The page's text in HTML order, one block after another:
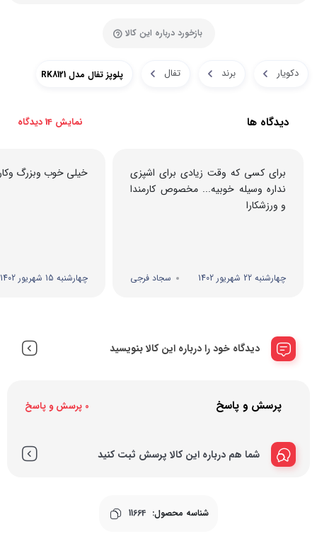
بازخورد درباره این کالا
دکویار برند تفال پلوپز تفال مدل RK8121
دیدگاه ها نمایش 14 دیدگاه
برای کسی که وقت زیادی برای اشپزی
نداره وسیله خوبیه... مخصوص کارمندا
و ورزشکارا
چهارشنبه 22 شهریور 1402 سجاد فرجی
خیلی خوب وبزرگ
چهارشنبه 15 شهریور 1402
دیدگاه خود را درباره این کالا بنویسید
پرسش و پاسخ 0 پرسش و پاسخ
شما هم درباره این کالا پرسش ثبت کنید
شناسه محصول: 11664